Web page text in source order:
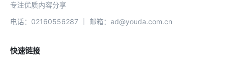
专注优质内容分享
电话：02160556287 ｜ 邮箱：ad@youda.com.cn
快速链接